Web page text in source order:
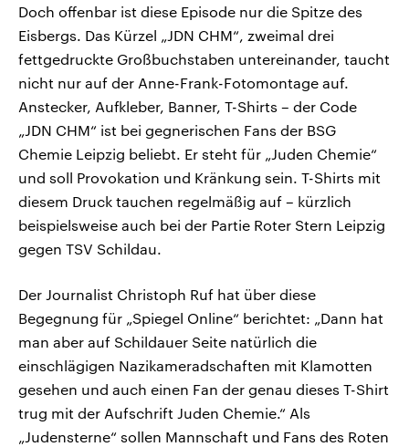
Doch offenbar ist diese Episode nur die Spitze des
Eisbergs. Das Kürzel „JDN CHM“, zweimal drei
fettgedruckte Großbuchstaben untereinander, taucht
nicht nur auf der Anne-Frank-Fotomontage auf.
Anstecker, Aufkleber, Banner, T-Shirts – der Code
„JDN CHM“ ist bei gegnerischen Fans der BSG
Chemie Leipzig beliebt. Er steht für „Juden Chemie“
und soll Provokation und Kränkung sein. T-Shirts mit
diesem Druck tauchen regelmäßig auf – kürzlich
beispielsweise auch bei der Partie Roter Stern Leipzig
gegen TSV Schildau.
Der Journalist Christoph Ruf hat über diese
Begegnung für „Spiegel Online“ berichtet: „Dann hat
man aber auf Schildauer Seite natürlich die
einschlägigen Nazikameradschaften mit Klamotten
gesehen und auch einen Fan der genau dieses T-Shirt
trug mit der Aufschrift Juden Chemie.“ Als
„Judensterne“ sollen Mannschaft und Fans des Roten